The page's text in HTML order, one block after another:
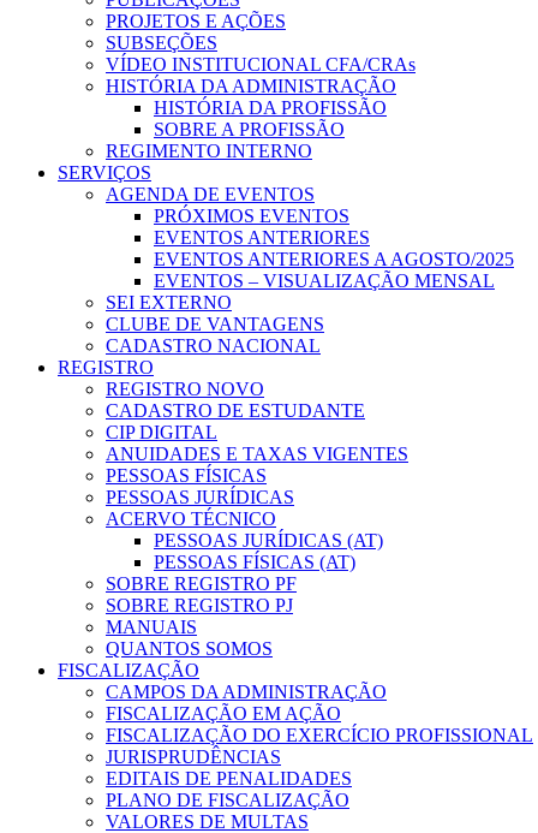
PROJETOS E AÇÕES
SUBSEÇÕES
VÍDEO INSTITUCIONAL CFA/CRAs
HISTÓRIA DA ADMINISTRAÇÃO
HISTÓRIA DA PROFISSÃO
SOBRE A PROFISSÃO
REGIMENTO INTERNO
SERVIÇOS
AGENDA DE EVENTOS
PRÓXIMOS EVENTOS
EVENTOS ANTERIORES
EVENTOS ANTERIORES A AGOSTO/2025
EVENTOS – VISUALIZAÇÃO MENSAL
SEI EXTERNO
CLUBE DE VANTAGENS
CADASTRO NACIONAL
REGISTRO
REGISTRO NOVO
CADASTRO DE ESTUDANTE
CIP DIGITAL
ANUIDADES E TAXAS VIGENTES
PESSOAS FÍSICAS
PESSOAS JURÍDICAS
ACERVO TÉCNICO
PESSOAS JURÍDICAS (AT)
PESSOAS FÍSICAS (AT)
SOBRE REGISTRO PF
SOBRE REGISTRO PJ
MANUAIS
QUANTOS SOMOS
FISCALIZAÇÃO
CAMPOS DA ADMINISTRAÇÃO
FISCALIZAÇÃO EM AÇÃO
FISCALIZAÇÃO DO EXERCÍCIO PROFISSIONAL
JURISPRUDÊNCIAS
EDITAIS DE PENALIDADES
PLANO DE FISCALIZAÇÃO
VALORES DE MULTAS